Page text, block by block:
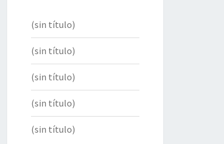
(sin título)
(sin título)
(sin título)
(sin título)
(sin título)